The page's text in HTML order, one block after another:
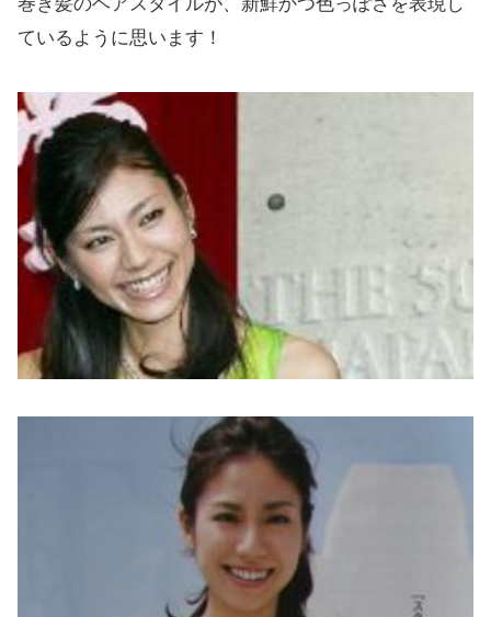
ているように思います！